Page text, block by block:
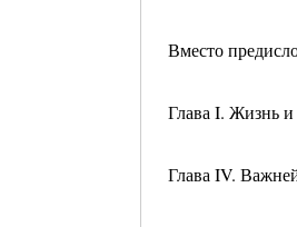
Вместо
Глава I. Жизнь и
Глава IV.